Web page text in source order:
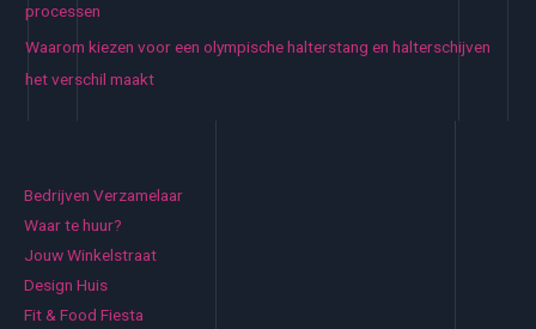
processen
Waarom kiezen voor een olympische halterstang en halterschijven
het verschil maakt
Bedrijven Verzamelaar
Waar te huur?
Jouw Winkelstraat
Design Huis
Fit & Food Fiesta